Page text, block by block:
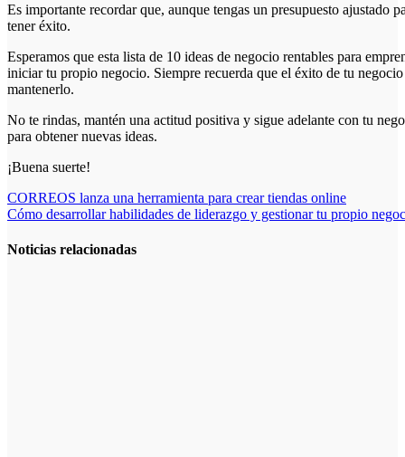
Es importante recordar que, aunque tengas un presupuesto ajustado
tener éxito.
Esperamos que esta lista de 10 ideas de negocio rentables para
iniciar tu propio negocio. Siempre recuerda que el éxito de tu
mantenerlo.
No te rindas, mantén una actitud positiva y sigue adelante con tu
para obtener nuevas ideas.
¡Buena suerte!
Navegación
de
entradas
CORREOS lanza una herramienta para crear tiendas online
Cómo desarrollar habilidades de liderazgo y gestionar tu propio
Noticias relacionadas